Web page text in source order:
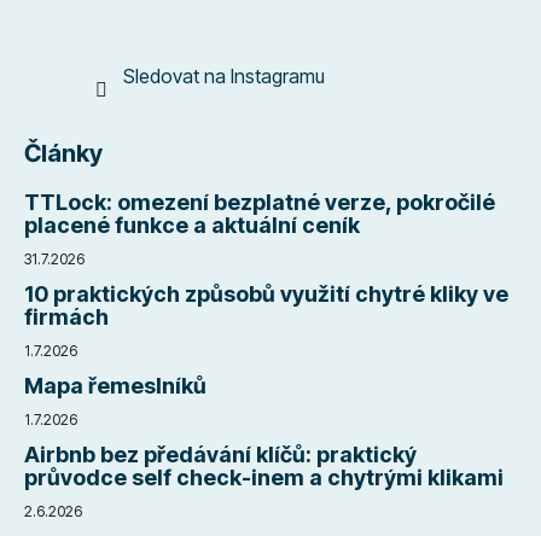
Sledovat na Instagramu
Články
TTLock: omezení bezplatné verze, pokročilé
placené funkce a aktuální ceník
31.7.2026
10 praktických způsobů využití chytré kliky ve
firmách
1.7.2026
Mapa řemeslníků
1.7.2026
Airbnb bez předávání klíčů: praktický
průvodce self check-inem a chytrými klikami
2.6.2026